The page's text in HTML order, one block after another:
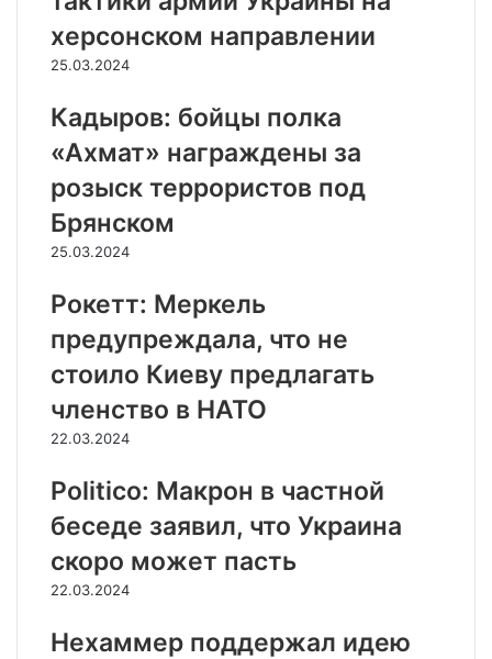
херсонском направлении
25.03.2024
Кадыров: бойцы полка
«Ахмат» награждены за
розыск террористов под
Брянском
25.03.2024
Рокетт: Меркель
предупреждала, что не
стоило Киеву предлагать
членство в НАТО
22.03.2024
Politico: Макрон в частной
беседе заявил, что Украина
скоро может пасть
22.03.2024
Нехаммер поддержал идею